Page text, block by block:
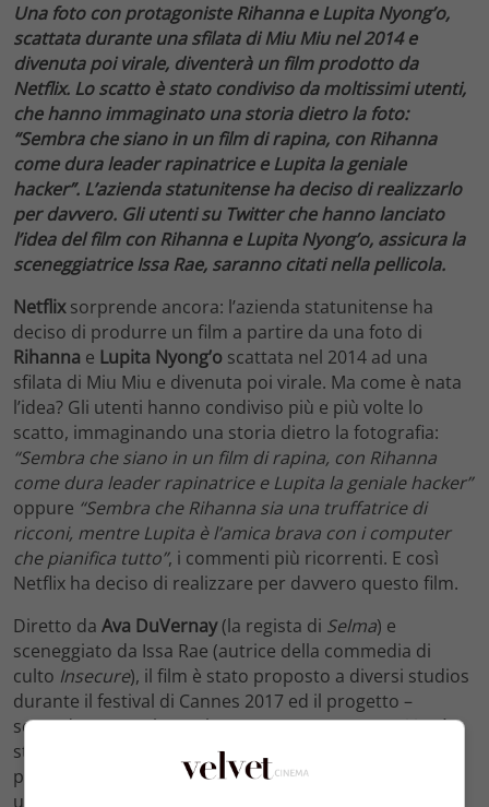
Una foto con protagoniste Rihanna e Lupita Nyong’o,
scattata durante una sfilata di Miu Miu nel 2014 e
divenuta poi virale, diventerà un film prodotto da
Netflix. Lo scatto è stato condiviso da moltissimi utenti,
che hanno immaginato una storia dietro la foto:
“Sembra che siano in un film di rapina, con Rihanna
come dura leader rapinatrice e Lupita la geniale
hacker”. L’azienda statunitense ha deciso di realizzarlo
per davvero. Gli utenti su Twitter che hanno lanciato
l’idea del film con Rihanna e Lupita Nyong’o, assicura la
sceneggiatrice Issa Rae, saranno citati nella pellicola.
Netflixsorprende ancora: l’azienda statunitense ha
deciso di produrre un film a partire da una foto di
Rihanna e Lupita Nyong’o scattata nel 2014 ad una
sfilata di Miu Miu e divenuta poi virale. Ma come è nata
l’idea? Gli utenti hanno condiviso più e più volte lo
scatto, immaginando una storia dietro la fotografia:
“Sembra che siano in un film di rapina, con Rihanna
come dura leader rapinatrice e Lupita la geniale hacker”
oppure “Sembra che Rihanna sia una truffatrice di
ricconi, mentre Lupita è l’amica brava con i computer
che pianifica tutto”, i commenti più ricorrenti. E così
Netflix ha deciso di realizzare per davvero questo film.
Diretto da Ava DuVernay(la regista di Selma) e
sceneggiato da Issa Rae (autrice della commedia di
culto Insecure), il film è stato proposto a diversi studios
durante il festival di Cannes 2017 ed il progetto –
secondo quanto ha svelatoEntertainment Weekly– è
stato conquistato dopo un’offerta molto aggressiva
proprio da Netflix, che non ha rilasciato commenti
ufficiali.